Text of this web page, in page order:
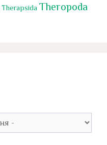
Therapsida Theropoda